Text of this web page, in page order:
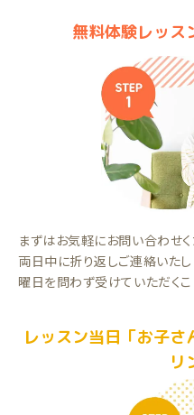
無料体験レッス
まずはお気軽にお問い合わせ
両日中に折り返しご連絡いた
曜日を問わず受けていただくこ
レッスン当日「お子
リ